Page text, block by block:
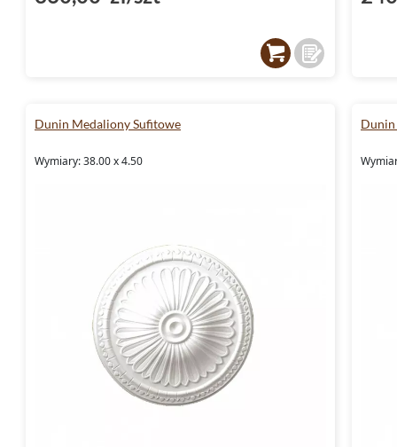
Dunin Medaliony Sufitowe
Wymiary: 38.00 x 4.50